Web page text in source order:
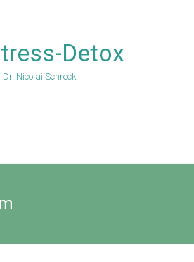
Detox
Dr. Nicolai Schreck